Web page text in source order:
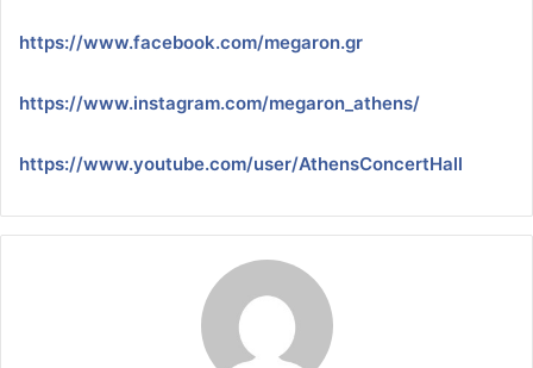
https://www.facebook.com/megaron.gr
https://www.instagram.com/megaron athens/
https://www.youtube.com/user/AthensConcertHall